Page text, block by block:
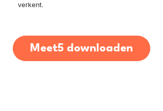
verkent.
Meet5 downloaden